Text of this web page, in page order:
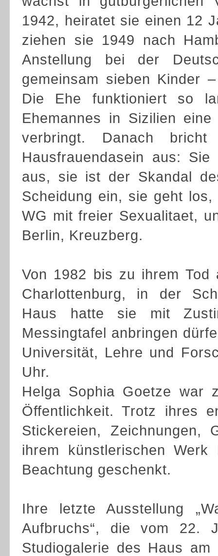
1942, heiratet sie einen 12
ziehen sie 1949 nach
Anstellung bei der
gemeinsam sieben Kinder
Die Ehe funktioniert so
Ehemannes in Sizilien
verbringt. Danach
Hausfrauendasein aus:
aus, sie ist der Skandal
Scheidung ein, sie geht
WG mit freier Sexualitaet,
Berlin, Kreuzberg.
Von 1982 bis zu ihrem
Charlottenburg, in der
Haus hatte sie mit
Messingtafel anbringen
Universität, Lehre und
Uhr.
Helga Sophia Goetze war
Öffentlichkeit. Trotz ihres
Stickereien, Zeichnungen,
ihrem künstlerischen
Beachtung geschenkt.
Ihre letzte Ausstellung
Aufbruchs“, die vom 22.
Studiogalerie des Haus